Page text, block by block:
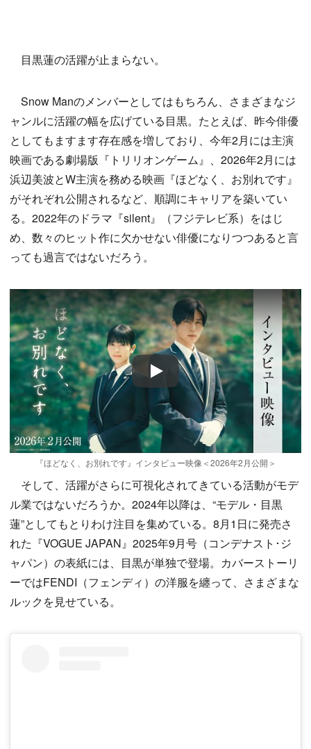
目黒蓮の活躍が止まらない。
Snow Manのメンバーとしてはもちろん、さまざまなジ
ャンルに活躍の幅を広げている目黒。たとえば、昨今俳優
としてもますます存在感を増しており、今年2月には主演
映画である劇場版『トリリオンゲーム』、2026年2月には
浜辺美波とW主演を務める映画『ほどなく、お別れです』
がそれぞれ公開されるなど、順調にキャリアを築いてい
る。2022年のドラマ『silent』（フジテレビ系）をはじ
め、数々のヒット作に欠かせない俳優になりつつあると言
っても過言ではないだろう。
Play
『ほどなく、お別れです』インタビュー映像＜2026年2月公開＞
そして、活躍がさらに可視化されてきている活動がモデ
ル業ではないだろうか。2024年以降は、“モデル・目黒
蓮”としてもとりわけ注目を集めている。8月1日に発売さ
れた『VOGUE JAPAN』2025年9月号（コンデナスト･ジ
ャパン）の表紙には、目黒が単独で登場。カバーストーリ
ーではFENDI（フェンディ）の洋服を纏って、さまざまな
ルックを見せている。